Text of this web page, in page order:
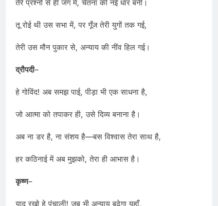
तेरे प्रश्नों से ही जग में, चेतना की नई धार बनी।
तू रोई थी उस सभा में, पर गूँज तेरी युगों तक गई,
तेरी उस मौन पुकार से, अन्याय की नींव हिल गई।
द्रौपदी–
हे गोविंद! अब समझ पाई, पीड़ा भी एक साधना है,
जो आत्मा को तपाकर ही, उसे दिव्य बनाना है।
अब ना डर है, ना संशय है—बस विश्वास तेरा साथ है,
हर कठिनाई में अब मुझको, तेरा ही आभास है।
कृष्ण–
याद रखो हे पंचाली! जब भी अन्याय बढ़ेगा यहाँ,